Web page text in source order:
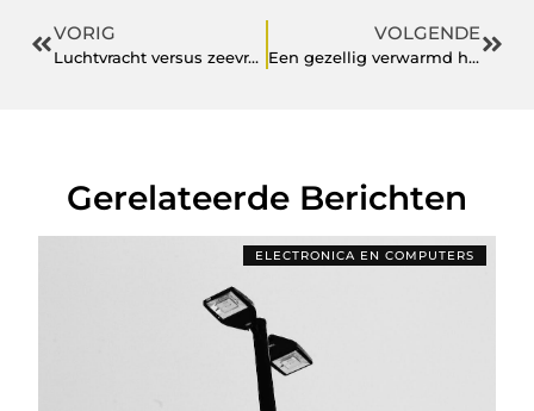
VORIG
Luchtvracht versus zeevracht
VOLGENDE
Een gezellig verwarmd huis
Gerelateerde Berichten
ELECTRONICA EN COMPUTERS